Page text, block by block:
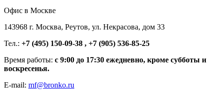
Офис в Москве
143968 г. Москва, Реутов, ул. Некрасова, дом 33
Тел.: +7 (495) 150-09-38 , +7 (905) 536-85-25
Время работы: с 9:00 до 17:30 ежедневно, кроме субботы и
воскресенья.
E-mail: mf@bronko.ru